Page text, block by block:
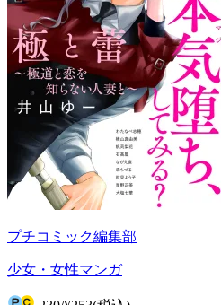
プチコミック編集部
少女・女性マンガ